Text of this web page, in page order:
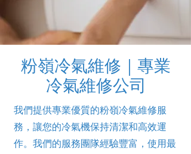
粉嶺冷氣維修｜專業
冷氣維修公司
我們提供專業優質的粉嶺冷氣維修服
務，讓您的冷氣機保持清潔和高效運
作。我們的服務團隊經驗豐富，使用最